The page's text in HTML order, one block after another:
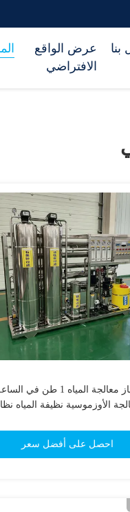
عرض الواقع
الافتراضي
جهاز معالجة المياه 1 طن في
الأوزموسية نظيفة المياه
احصل على أفضل سعر